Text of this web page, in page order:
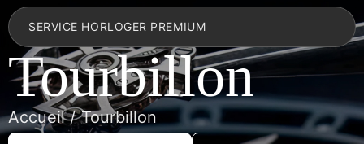
SERVICE HORLOGER PREMIUM
Tourbillon
Accueil / Tourbillon